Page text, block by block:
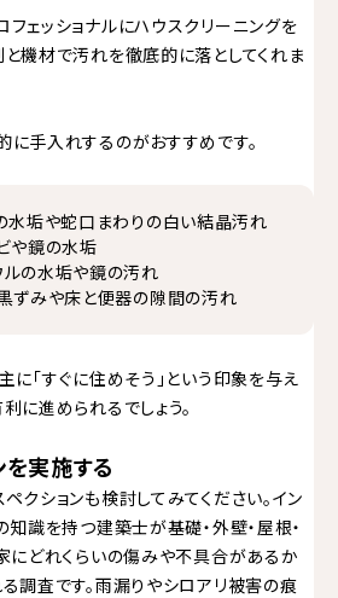
ェッショナルにハウスクリーニングを
機材で汚れを徹底的に落としてくれま
手入れするのがおすすめです。
水垢や蛇口まわりの白い結晶汚れ
や鏡の水垢
ルの水垢や鏡の汚れ
ずみや床と便器の隙間の汚れ
に「すぐに住めそう」という印象を与え
に進められるでしょう。
を実施する
クションも検討してみてください。イン
知識を持つ建築士が基礎・外壁・屋根・
にどれくらいの傷みや不具合があるか
調査です。雨漏りやシロアリ被害の痕